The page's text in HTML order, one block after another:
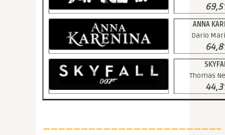
ANNA
Dario
Thomas
———————————————————————–